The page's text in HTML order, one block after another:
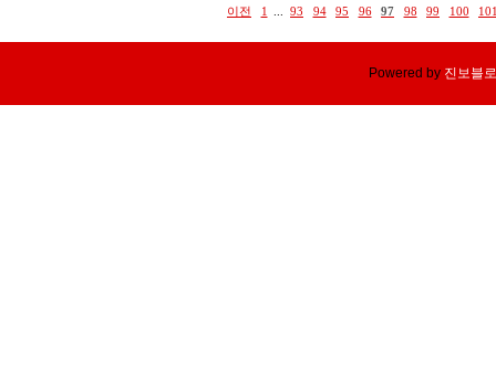
이전 1 93 94 95 96 97 98 99 100
Powered by 진보블